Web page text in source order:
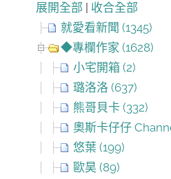
展開全部 | 收合全部
就愛看新聞 (1345)
◆專欄作家 (1628)
小宅開箱 (2)
璐洛洛 (637)
熊哥貝卡 (332)
奧斯卡仔仔
悠葉 (199)
歐昊 (89)